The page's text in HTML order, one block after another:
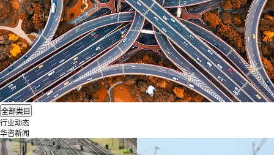
行业动态
华咨新闻